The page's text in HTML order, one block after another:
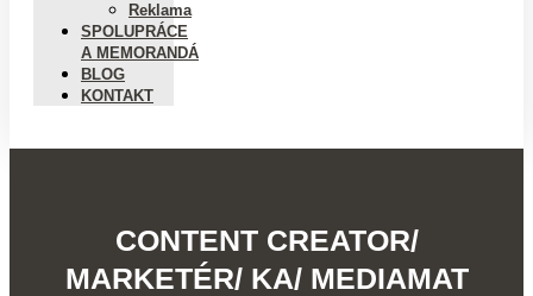
Reklama
SPOLUPRÁCE
A MEMORANDÁ
BLOG
KONTAKT
CONTENT CREATOR/
MARKETÉR/ KA/ MEDIAMAT